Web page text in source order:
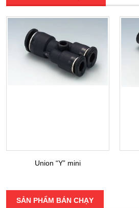
Union “Y” mini
SẢN PHẨM BÁN CHẠY